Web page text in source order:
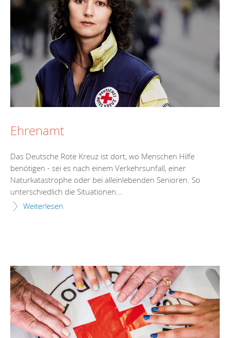
Ehrenamt
Das Deutsche Rote Kreuz ist dort, wo Menschen Hilfe
benötigen - sei es nach einem Verkehrsunfall, einer
Naturkatastrophe oder bei alleinlebenden Senioren. So
unterschiedlich die Situationen...
Weiterlesen